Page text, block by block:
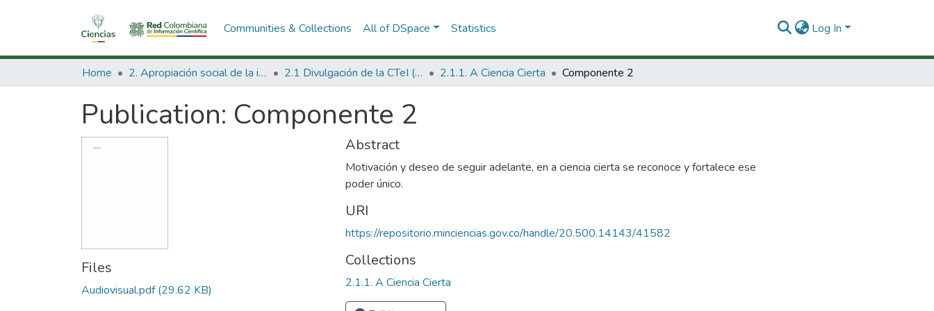
Communities & Collections All of DSpace Statistics Log In
Home 2. Apropiación social de la información en Ciencia Tecnología e Innovación 2.1 Divulgación de la CTeI (Nueva) 2.1.1. A Ciencia Cierta Componente 2
Publication: Componente 2
Files
Audiovisual.pdf(29.62 KB)
Abstract
Motivación y deseo de seguir adelante, en a ciencia cierta se reconoce y fortalece ese
poder único.
URI
https://repositorio.minciencias.gov.co/handle/20.500.14143/41582
Collections
2.1.1. A Ciencia Cierta